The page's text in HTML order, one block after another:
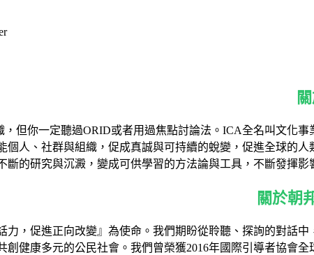
但你一定聽過ORID或者用過焦點討論法。ICA全名叫文化
個人、社群與組織，促成真誠與可持續的蛻變，促進全球的
斷的研究與沉澱，變成可供學習的方法論與工具，不斷發揮
關於朝
力，促進正向改變』為使命。我們期盼從聆聽、探詢的對話
創健康多元的公民社會。我們曾榮獲2016年國際引導者協會